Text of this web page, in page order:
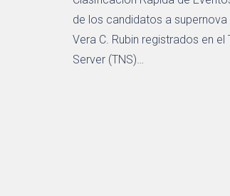
de los candidatos a
Vera C. Rubin registrados en el
Server (TNS)…